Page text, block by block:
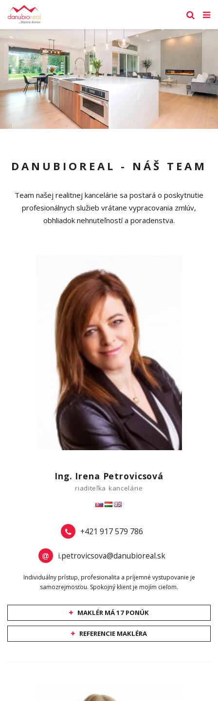
DANUBIOREAL - NÁŠ TEAM
Team našej realitnej kancelárie sa postará o poskytnutie
profesionálnych služieb vrátane vypracovania zmlúv,
obhliadok nehnuteľností a poradenstva.
Ing. Irena Petrovicsová
riaditeľka kancelárie
+421 917 579 786
i.petrovicsova@danubioreal.sk
Individuálny prístup, profesionalita a príjemné vystupovanie je
samozrejmosťou. Spokojný klient je mojím cieľom.
MAKLÉR MÁ 17 PONÚK
REFERENCIE MAKLÉRA